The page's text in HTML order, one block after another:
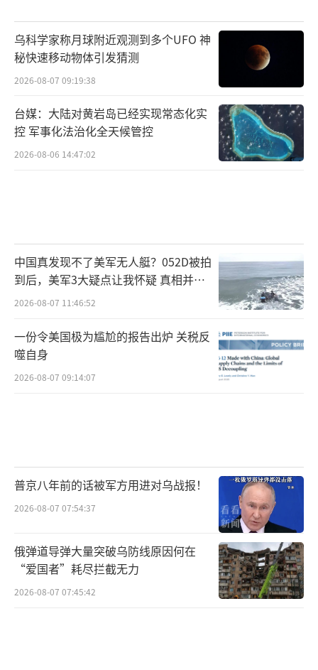
乌科学家称月球附近观测到多个UFO 神
秘快速移动物体引发猜测
2026-08-07 09:19:38
台媒：大陆对黄岩岛已经实现常态化实
控 军事化法治化全天候管控
2026-08-06 14:47:02
中国真发现不了美军无人艇？052D被拍
到后，美军3大疑点让我怀疑 真相并非
如此
2026-08-07 11:46:52
一份令美国极为尴尬的报告出炉 关税反
噬自身
2026-08-07 09:14:07
普京八年前的话被军方用进对乌战报！
2026-08-07 07:54:37
俄弹道导弹大量突破乌防线原因何在
“爱国者”耗尽拦截无力
2026-08-07 07:45:42